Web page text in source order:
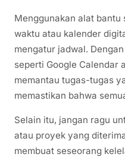
Menggunakan alat
waktu atau kalender
mengatur jadwal.
seperti Google Calendar
memantau tugas-tugas
memastikan bahwa
Selain itu, jangan ragu
atau proyek yang
membuat seseorang